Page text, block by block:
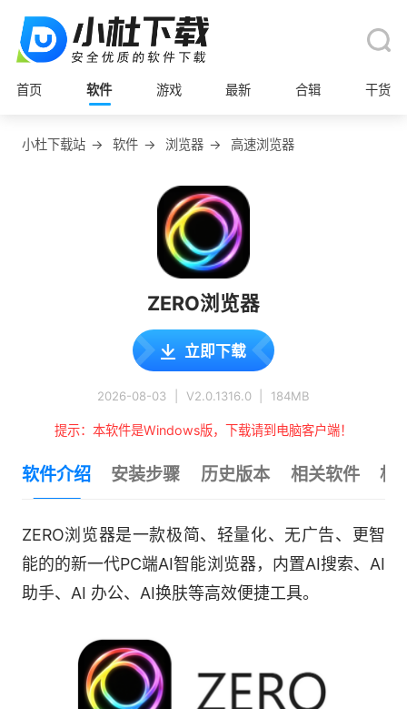
首页 软件 游戏 最新 合辑 干货
小杜下载站 → 软件 → 浏览器 → 高速浏览器
ZERO浏览器
立即下载
2026-08-03 V2.0.1316.0 184MB
提示：本软件是Windows版，下载请到电脑客户端！
软件介绍 安装步骤 历史版本 相关软件 相
ZERO浏览器是一款极简、轻量化、无广告、更智
能的的新一代PC端AI智能浏览器，内置AI搜索、AI
助手、AI 办公、AI换肤等高效便捷工具。